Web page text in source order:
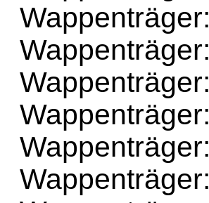
Wappenträger:
Wappenträger:
Wappenträger:
Wappenträger:
Wappenträger:
Wappenträger: